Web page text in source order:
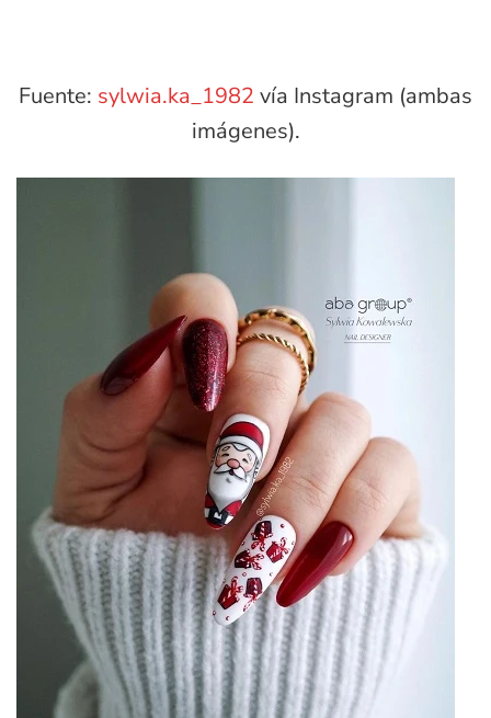
Fuente: sylwia.ka_1982 vía Instagram (ambas
imágenes).